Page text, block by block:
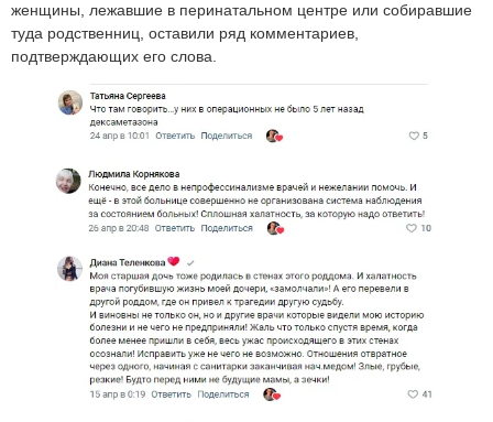
женщины, лежавшие в перинатальном центре или собиравшие
туда родственниц, оставили ряд комментариев,
подтверждающих его слова.